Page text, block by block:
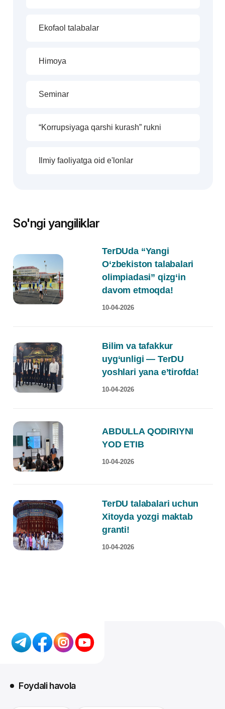
Ekofaol talabalar
Himoya
Seminar
“Korrupsiyaga qarshi kurash” rukni
Ilmiy faoliyatga oid e'lonlar
So'ngi yangiliklar
TerDUda “Yangi
O‘zbekiston talabalari
olimpiadasi” qizg‘in
davom etmoqda!
10-04-2026
Bilim va tafakkur
uyg‘unligi — TerDU
yoshlari yana e’tirofda!
10-04-2026
ABDULLA QODIRIYNI
YOD ETIB
10-04-2026
TerDU talabalari uchun
Xitoyda yozgi maktab
granti!
10-04-2026
Foydali havola